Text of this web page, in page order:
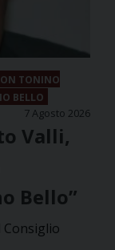
TONINO
BELLO
7 Agosto 2026
Valli,
Bello”
Consiglio